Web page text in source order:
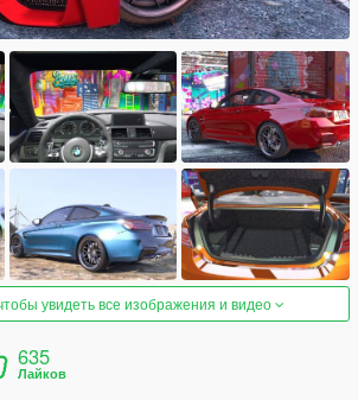
увидеть все изображения и видео
635
Лайков